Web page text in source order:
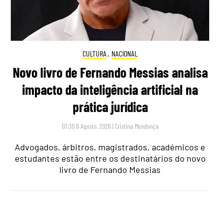
CULTURA , NACIONAL
Novo livro de Fernando Messias analisa
impacto da inteligência artificial na
prática jurídica
07:30 6 Agosto, 2026 | Cristina Mendonça
Advogados, árbitros, magistrados, académicos e
estudantes estão entre os destinatários do novo
livro de Fernando Messias